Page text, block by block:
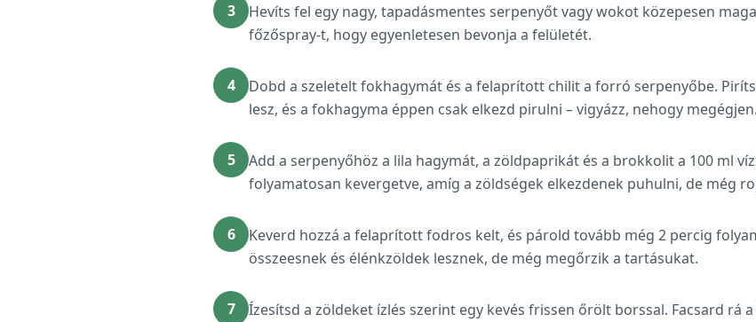
3
Hevíts fel egy nagy, tapadásmentes serpenyőt vagy wokot közepesen
főzőspray-t, hogy egyenletesen bevonja a felületét.
4
Dobd a szeletelt fokhagymát és a felaprított chilit a forró serpenyőbe.
lesz, és a fokhagyma éppen csak elkezd pirulni – vigyázz, nehogy megégjen.
5
Add a serpenyőhöz a lila hagymát, a zöldpaprikát és a brokkolit a 100 ml
folyamatosan kevergetve, amíg a zöldségek elkezdenek puhulni, de még
6
Keverd hozzá a felaprított fodros kelt, és párold tovább még 2 percig
összeesnek és élénkzöldek lesznek, de még megőrzik a tartásukat.
7
Ízesítsd a zöldeket ízlés szerint egy kevés frissen őrölt borssal. Facsard rá